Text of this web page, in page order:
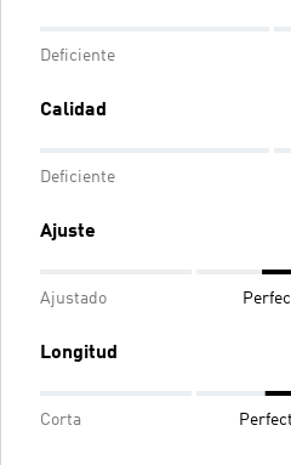
Deficiente
Calidad
Deficiente
Ajuste
Ajustado
Longitud
Corta